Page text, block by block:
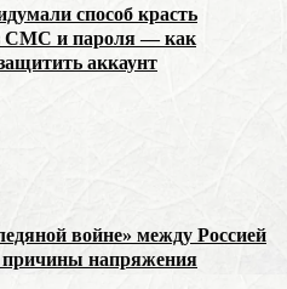
способ красть
СМС и пароля — как
аккаунт
войне» между Россией
напряжения